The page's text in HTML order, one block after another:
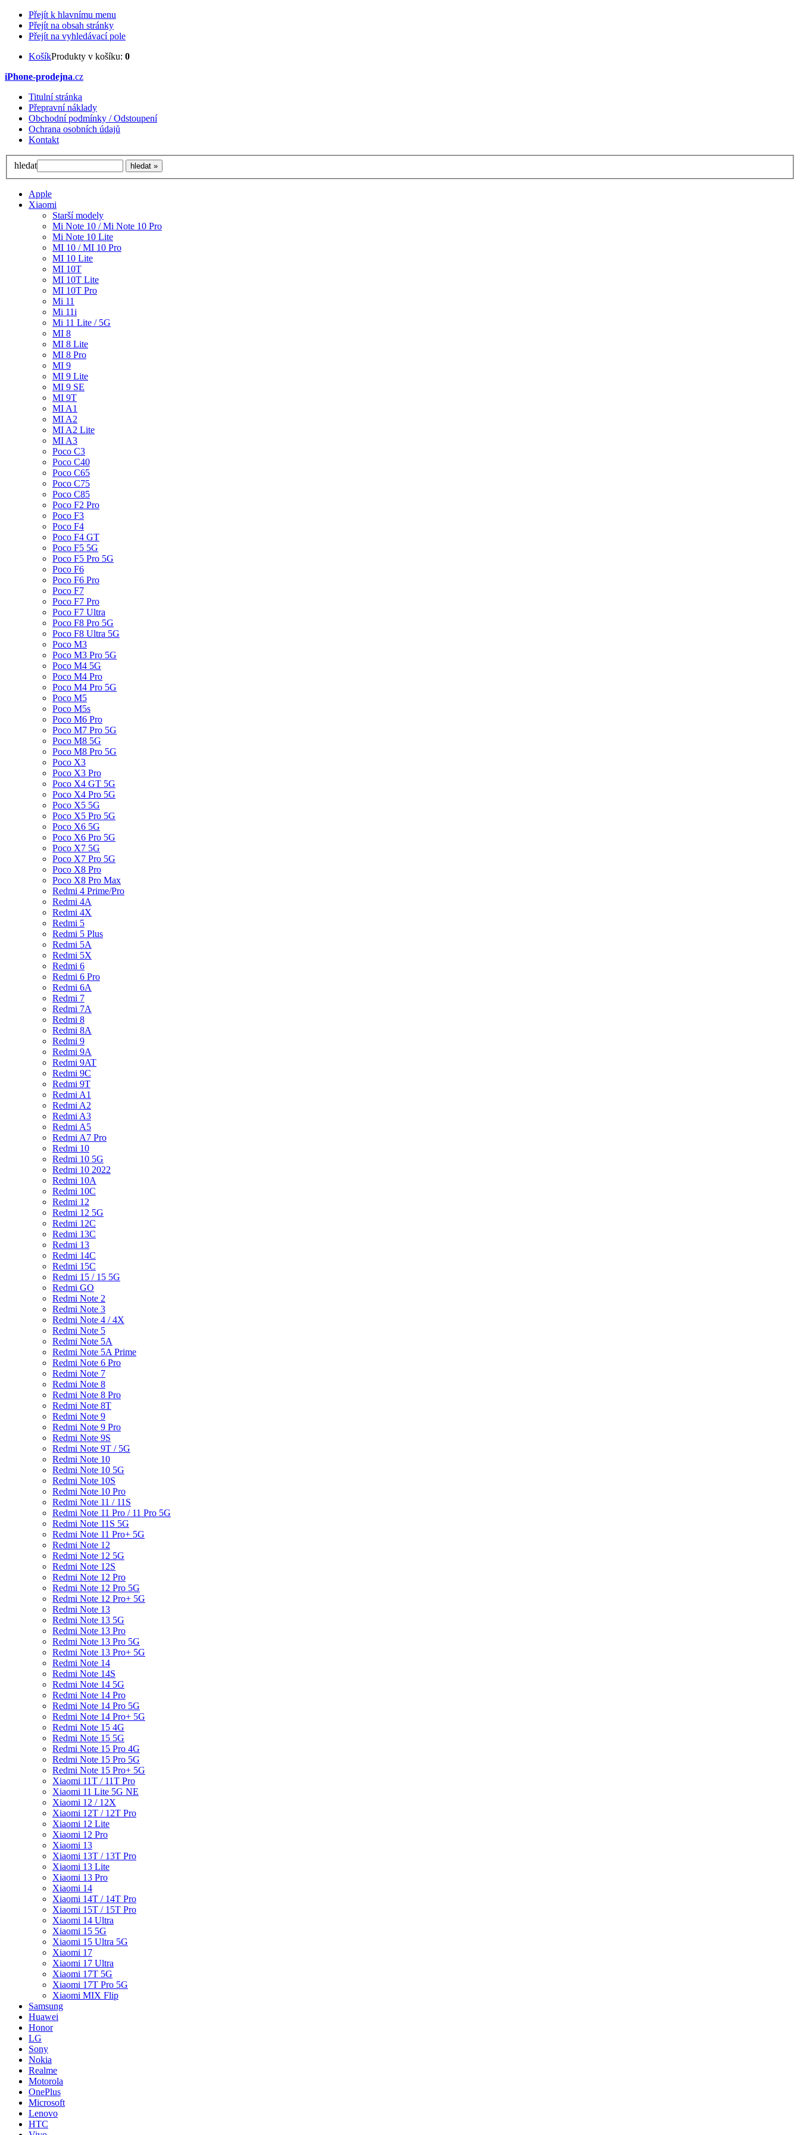
Přejít k hlavnímu menu
Přejít na obsah stránky
Přejít na vyhledávací pole
KošíkProdukty v košíku: 0
iPhone-prodejna.cz
Titulní stránka
Přepravní náklady
Obchodní podmínky / Odstoupení
Ochrana osobních údajů
Kontakt
hledat
Apple
Xiaomi
Starší modely
Mi Note 10 / Mi Note 10 Pro
Mi Note 10 Lite
MI 10 / MI 10 Pro
MI 10 Lite
MI 10T
MI 10T Lite
MI 10T Pro
Mi 11
Mi 11i
Mi 11 Lite / 5G
MI 8
MI 8 Lite
MI 8 Pro
MI 9
MI 9 Lite
MI 9 SE
MI 9T
MI A1
MI A2
MI A2 Lite
MI A3
Poco C3
Poco C40
Poco C65
Poco C75
Poco C85
Poco F2 Pro
Poco F3
Poco F4
Poco F4 GT
Poco F5 5G
Poco F5 Pro 5G
Poco F6
Poco F6 Pro
Poco F7
Poco F7 Pro
Poco F7 Ultra
Poco F8 Pro 5G
Poco F8 Ultra 5G
Poco M3
Poco M3 Pro 5G
Poco M4 5G
Poco M4 Pro
Poco M4 Pro 5G
Poco M5
Poco M5s
Poco M6 Pro
Poco M7 Pro 5G
Poco M8 5G
Poco M8 Pro 5G
Poco X3
Poco X3 Pro
Poco X4 GT 5G
Poco X4 Pro 5G
Poco X5 5G
Poco X5 Pro 5G
Poco X6 5G
Poco X6 Pro 5G
Poco X7 5G
Poco X7 Pro 5G
Poco X8 Pro
Poco X8 Pro Max
Redmi 4 Prime/Pro
Redmi 4A
Redmi 4X
Redmi 5
Redmi 5 Plus
Redmi 5A
Redmi 5X
Redmi 6
Redmi 6 Pro
Redmi 6A
Redmi 7
Redmi 7A
Redmi 8
Redmi 8A
Redmi 9
Redmi 9A
Redmi 9AT
Redmi 9C
Redmi 9T
Redmi A1
Redmi A2
Redmi A3
Redmi A5
Redmi A7 Pro
Redmi 10
Redmi 10 5G
Redmi 10 2022
Redmi 10A
Redmi 10C
Redmi 12
Redmi 12 5G
Redmi 12C
Redmi 13C
Redmi 13
Redmi 14C
Redmi 15C
Redmi 15 / 15 5G
Redmi GO
Redmi Note 2
Redmi Note 3
Redmi Note 4 / 4X
Redmi Note 5
Redmi Note 5A
Redmi Note 5A Prime
Redmi Note 6 Pro
Redmi Note 7
Redmi Note 8
Redmi Note 8 Pro
Redmi Note 8T
Redmi Note 9
Redmi Note 9 Pro
Redmi Note 9S
Redmi Note 9T / 5G
Redmi Note 10
Redmi Note 10 5G
Redmi Note 10S
Redmi Note 10 Pro
Redmi Note 11 / 11S
Redmi Note 11 Pro / 11 Pro 5G
Redmi Note 11S 5G
Redmi Note 11 Pro+ 5G
Redmi Note 12
Redmi Note 12 5G
Redmi Note 12S
Redmi Note 12 Pro
Redmi Note 12 Pro 5G
Redmi Note 12 Pro+ 5G
Redmi Note 13
Redmi Note 13 5G
Redmi Note 13 Pro
Redmi Note 13 Pro 5G
Redmi Note 13 Pro+ 5G
Redmi Note 14
Redmi Note 14S
Redmi Note 14 5G
Redmi Note 14 Pro
Redmi Note 14 Pro 5G
Redmi Note 14 Pro+ 5G
Redmi Note 15 4G
Redmi Note 15 5G
Redmi Note 15 Pro 4G
Redmi Note 15 Pro 5G
Redmi Note 15 Pro+ 5G
Xiaomi 11T / 11T Pro
Xiaomi 11 Lite 5G NE
Xiaomi 12 / 12X
Xiaomi 12T / 12T Pro
Xiaomi 12 Lite
Xiaomi 12 Pro
Xiaomi 13
Xiaomi 13T / 13T Pro
Xiaomi 13 Lite
Xiaomi 13 Pro
Xiaomi 14
Xiaomi 14T / 14T Pro
Xiaomi 15T / 15T Pro
Xiaomi 14 Ultra
Xiaomi 15 5G
Xiaomi 15 Ultra 5G
Xiaomi 17
Xiaomi 17 Ultra
Xiaomi 17T 5G
Xiaomi 17T Pro 5G
Xiaomi MIX Flip
Samsung
Huawei
Honor
LG
Sony
Nokia
Realme
Motorola
OnePlus
Microsoft
Lenovo
HTC